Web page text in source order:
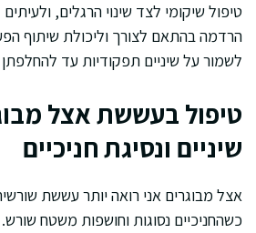
טיפול שיקומי לצד שינוי הרגלים,
הרדמה בהתאם לצורך וליכולת שיתוף
לשמור על שיניים תפקודיות עד
טיפול בעששת אצל
שיניים ונסיגת חניכיים
אצל מבוגרים אני רואה יותר עששת
כשהחניכיים נסוגות וחושפות משטח